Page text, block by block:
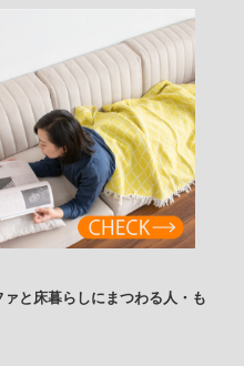
と床暮らしにまつわる人・も